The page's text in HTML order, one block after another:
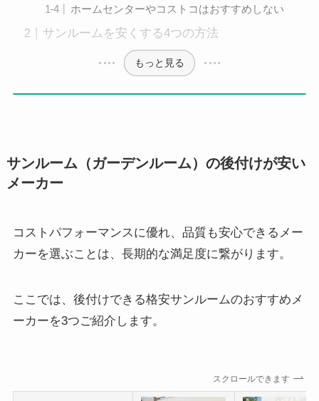
ホームセンターやコストコはおすすめしない
サンルームを安くする4つの方法
もっと見る
サンルーム（ガーデンルーム）の後付けが安い
メーカー
コストパフォーマンスに優れ、品質も安心できるメー
カーを選ぶことは、長期的な満足度に繋がります。
ここでは、後付けできる格安サンルームのおすすめメ
ーカーを3つご紹介します。
スクロールできます